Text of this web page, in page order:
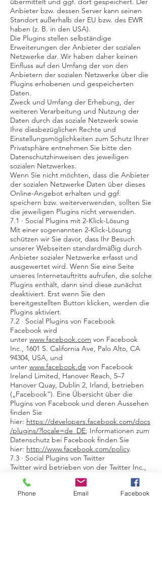
Anbieter bzw. dessen Server kann seinen
Standort außerhalb der EU bzw. des EWR
haben (z. B. in den USA).
Die Plugins stellen selbständige
Erweiterungen der Anbieter der sozialen
Netzwerke dar. Wir haben daher keinen
Einfluss auf den Umfang der von den
Anbietern der sozialen Netzwerke über die
Plugins erhobenen und gespeicherten
Daten.
Zweck und Umfang der Erhebung, der
weiteren Verarbeitung und Nutzung der
Daten durch das soziale Netzwerk sowie
Ihre diesbezüglichen Rechte und
Einstellungsmöglichkeiten zum Schutz Ihrer
Privatsphäre entnehmen Sie bitte den
Datenschutzhinweisen des jeweiligen
sozialen Netzwerkes.
Wenn Sie nicht möchten, dass die Anbieter
der sozialen Netzwerke Daten über dieses
Online-Angebot erhalten und ggf.
speichern bzw. weiterverwenden, sollten Sie
die jeweiligen Plugins nicht verwenden.
7.1 · Social Plugins mit 2-Klick-Lösung
Mit einer sogenannten 2-Klick-Lösung
schützen wir Sie davor, dass Ihr Besuch
unserer Webseiten standardmäßig durch
Anbieter sozialer Netzwerke erfasst und
ausgewertet wird. Wenn Sie eine Seite
unseres Internetauftritts aufrufen, die solche
Plugins enthält, dann sind diese zunächst
deaktiviert. Erst wenn Sie den
bereitgestellten Button klicken, werden die
Plugins aktiviert.
7.2 · Social Plugins von Facebook
Facebook wird
unter www.facebook.com von Facebook
Inc., 1601 S. California Ave, Palo Alto, CA
94304, USA, und
unter www.facebook.de von Facebook
Ireland Limited, Hanover Reach, 5–7
Hanover Quay, Dublin 2, Irland, betrieben
(„Facebook“). Eine Übersicht über die
Plugins von Facebook und deren Aussehen
finden Sie
hier: https://developers.facebook.com/docs
/plugins/?locale=de_DE; Informationen zum
Datenschutz bei Facebook finden Sie
hier: http://www.facebook.com/policy.
7.3 · Social Plugins von Twitter
Twitter wird betrieben von der Twitter Inc.,
1355 Market St, Suite 900, San Francisco, CA
94103, USA („Twitter“). Eine Übersicht über
die Plugins von Twitter und deren Aussehen
Phone Email Facebook